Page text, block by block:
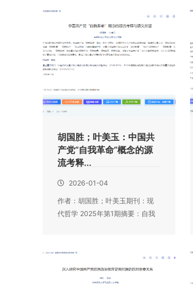
胡国胜；叶美玉：中国共
产党“自我革命”概念的源
流考释...
2026-01-04
作者：胡国胜；叶美玉期刊：现
代哲学 2025年第1期摘要：自我